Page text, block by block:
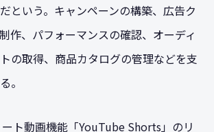
という。キャンペーンの構築、広告ク
作、パフォーマンスの確認、オーディ
の取得、商品カタログの管理などを支
。
ト動画機能「YouTube Shorts」のリ